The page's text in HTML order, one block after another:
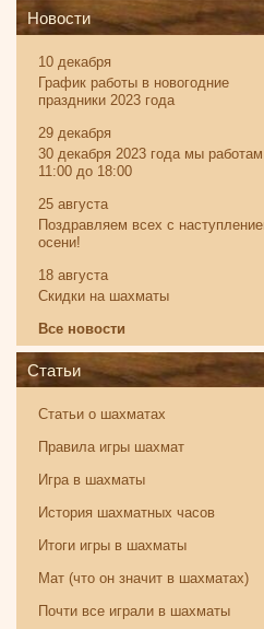
Новости
10 декабря
График работы в новогодние
праздники 2023 года
29 декабря
30 декабря 2023 года мы
11:00 до 18:00
25 августа
Поздравляем всех с
осени!
18 августа
Скидки на шахматы
Все новости
Статьи
Статьи о шахматах
Правила игры шахмат
Игра в шахматы
История шахматных часов
Итоги игры в шахматы
Мат (что он значит в шахматах)
Почти все играли в шахматы